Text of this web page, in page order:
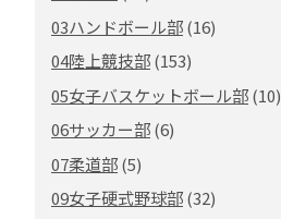
03ハンドボール部(16)
04陸上競技部(153)
05女子バスケットボール部(10)
06サッカー部(6)
07柔道部(5)
09女子硬式野球部(32)